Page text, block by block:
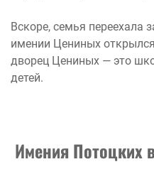
Вскоре, семья переехала
имении Цениных
дворец Цениных — это
детей.
Имения Потоцких